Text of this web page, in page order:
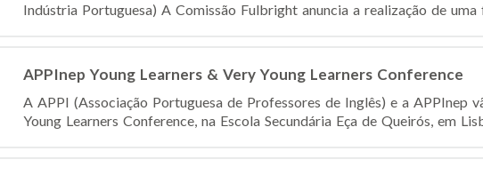
Indústria Portuguesa) A Comissão Fulbright anuncia a realização de
APPInep Young Learners & Very Young Learners Conference
A APPI (Associação Portuguesa de Professores de Inglês) e a APPInep
Young Learners Conference, na Escola Secundária Eça de Queirós, em